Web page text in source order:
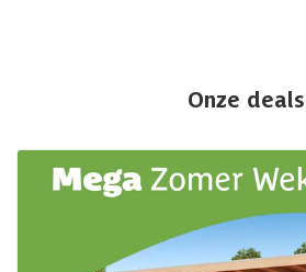
Onze deals